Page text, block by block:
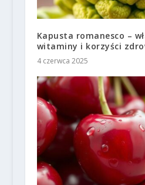
Kapusta romanesco –
witaminy i korzyści
4 czerwca 2025